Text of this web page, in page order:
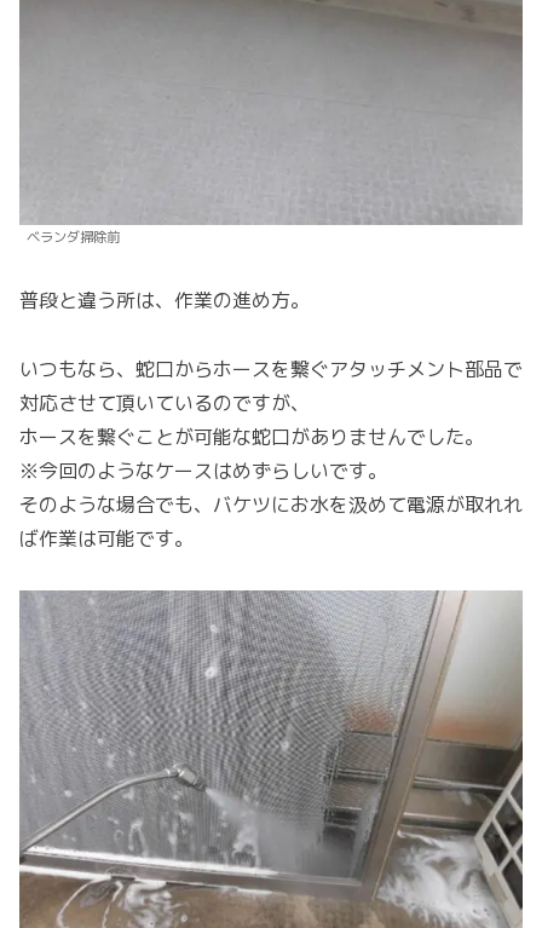
ベランダ掃除前
普段と違う所は、作業の進め方。
いつもなら、蛇口からホースを繋ぐアタッチメント部品で
対応させて頂いているのですが、
ホースを繋ぐことが可能な蛇口がありませんでした。
※今回のようなケースはめずらしいです。
そのような場合でも、バケツにお水を汲めて電源が取れれ
ば作業は可能です。